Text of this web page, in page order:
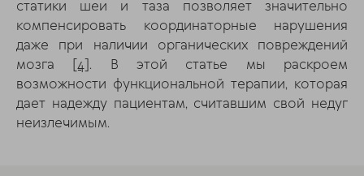
статики шеи и таза позволяет значительно
компенсировать координаторные нарушения
даже при наличии органических повреждений
мозга [4]. В этой статье мы раскроем
возможности функциональной терапии, которая
дает надежду пациентам, считавшим свой недуг
неизлечимым.